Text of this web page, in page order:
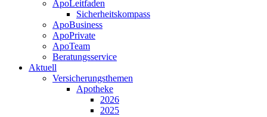
ApoLeitfaden
Sicherheitskompass
ApoBusiness
ApoPrivate
ApoTeam
Beratungsservice
Aktuell
Versicherungsthemen
Apotheke
2026
2025